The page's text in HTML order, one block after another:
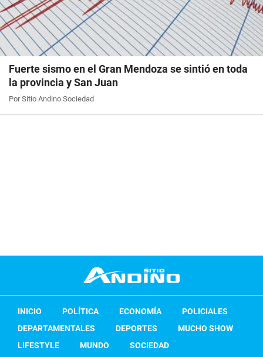
Fuerte sismo en el Gran Mendoza se sintió en toda
la provincia y San Juan
Por Sitio Andino Sociedad
INICIO POLÍTICA ECONOMÍA
POLICIALES
DEPARTAMENTALES
DEPORTES
MUCHO SHOW
LIFESTYLE
MUNDO SOCIEDAD